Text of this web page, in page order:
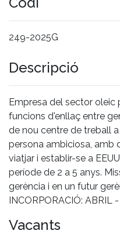
249-2025G
Descripció
Empresa del sector oleic
funcions d'enllaç entre
de nou centre de treball
persona ambiciosa, amb
viatjar i establir-se a
període de 2 a 5 anys.
gerència i en un futur
INCORPORACIÓ: ABRIL
Vacants